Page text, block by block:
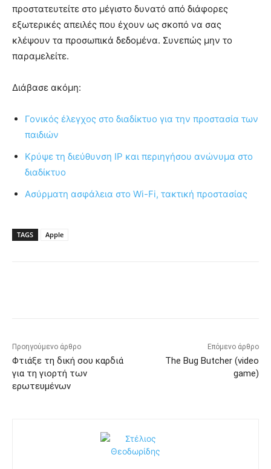
προστατευτείτε στο μέγιστο δυνατό από διάφορες
εξωτερικές απειλές που έχουν ως σκοπό να σας
κλέψουν τα προσωπικά δεδομένα. Συνεπώς μην το
παραμελείτε.
Διάβασε ακόμη:
Γονικός έλεγχος στο διαδίκτυο για την προστασία των
παιδιών
Κρύψε τη διεύθυνση IP και περιηγήσου ανώνυμα στο
διαδίκτυο
Ασύρματη ασφάλεια στο Wi-Fi, τακτική προστασίας
TAGS Apple
Προηγούμενο άρθρο
Φτιάξε τη δική σου καρδιά
για τη γιορτή των
ερωτευμένων
Επόμενο άρθρο
The Bug Butcher (video
game)